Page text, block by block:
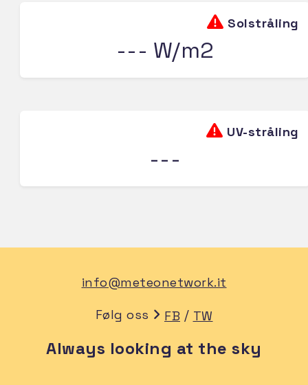
Solstråling
--- W/m2
UV-stråling
---
info@meteonetwork.it
Følg oss FB / TW
Always looking at the sky